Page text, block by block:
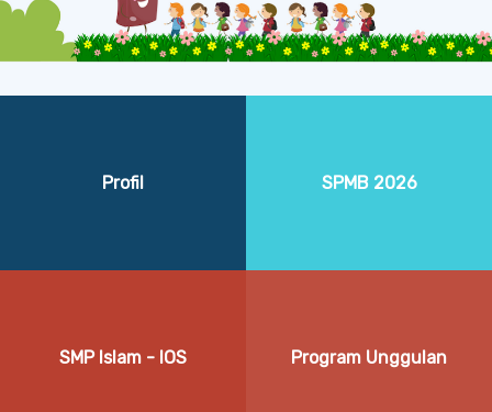
Profil SPMB 2026
SMP Islam - IOS Program Unggulan